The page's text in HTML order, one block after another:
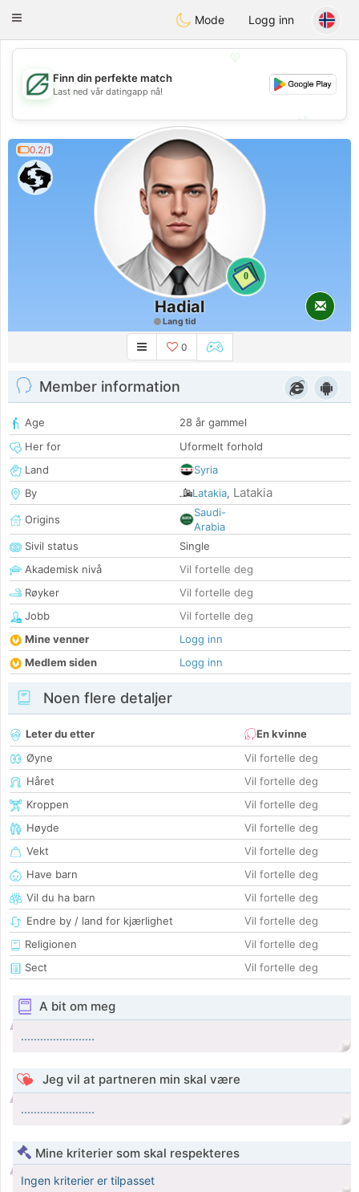
GulfDating
Toggle
Mode Logg inn
💖
💕
💕
Finn din perfekte match
Last ned vår datingapp nå!
0.2/1
0
Hadial
Lang tid
0
Member information
Age
28 år gammel
Her for
Uformelt forhold
Land
Syria
By
Latakia, Latakia
Origins
Saudi-
Arabia
Sivil status
Single
Akademisk nivå
Vil fortelle deg
Røyker
Vil fortelle deg
Jobb
Vil fortelle deg
Mine venner
Logg inn
Medlem siden
Logg inn
Noen flere detaljer
Leter du etter
En kvinne
Øyne
Vil fortelle deg
Håret
Vil fortelle deg
Kroppen
Vil fortelle deg
Høyde
Vil fortelle deg
Vekt
Vil fortelle deg
Have barn
Vil fortelle deg
Vil du ha barn
Vil fortelle deg
Endre by / land for kjærlighet
Vil fortelle deg
Religionen
Vil fortelle deg
Sect
Vil fortelle deg
A bit om meg
.......................
Jeg vil at partneren min skal være
.......................
Mine kriterier som skal respekteres
Ingen kriterier er tilpasset